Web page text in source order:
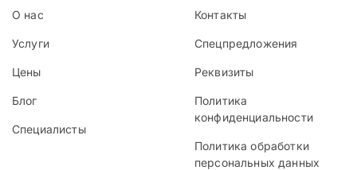
О нас
Услуги
Цены
Блог
Специалисты
Контакты
Спецпредложения
Реквизиты
Политика
конфиденциальности
Политика обработки
персональных данных